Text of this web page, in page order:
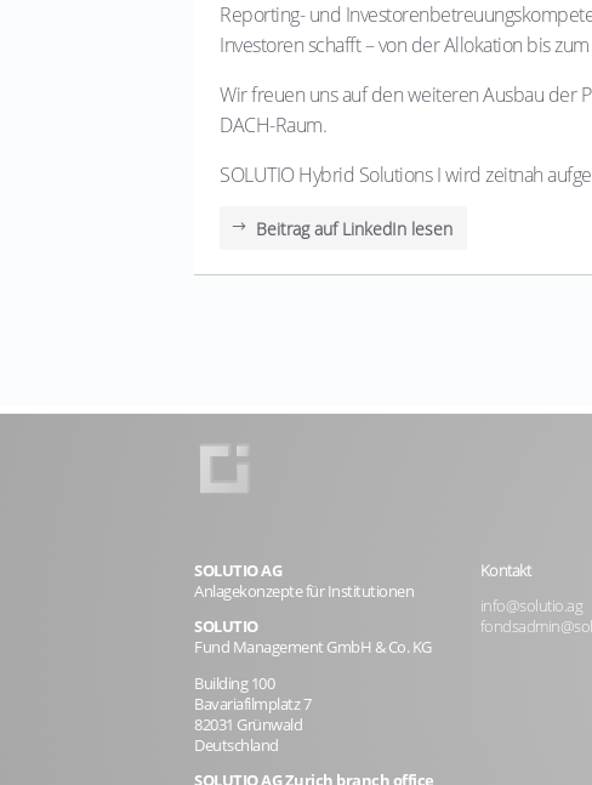
Reporting- und
Investoren schafft – von der Allokation bis
Wir freuen uns auf den weiteren Ausbau der
DACH-Raum.
SOLUTIO Hybrid Solutions I wird zeitnah
Beitrag auf LinkedIn lesen
SOLUTIO AG
Anlagekonzepte für Institutionen
SOLUTIO
Fund Management GmbH & Co. KG
Building 100
Bavariafilmplatz 7
82031 Grünwald
Deutschland
Kontakt
info@solutio.ag